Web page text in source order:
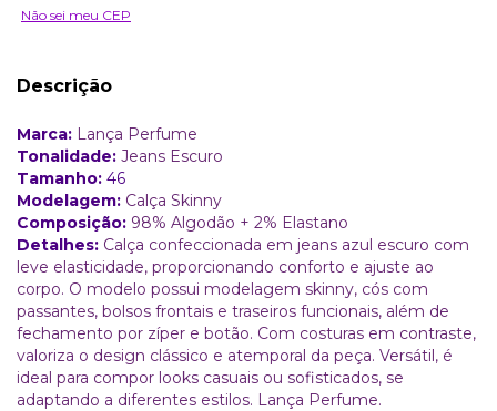
Não sei meu CEP
Descrição
Marca: Lança Perfume
Tonalidade: Jeans Escuro
Tamanho: 46
Modelagem: Calça Skinny
Composição: 98% Algodão + 2% Elastano
Detalhes: Calça confeccionada em jeans azul escuro com
leve elasticidade, proporcionando conforto e ajuste ao
corpo. O modelo possui modelagem skinny, cós com
passantes, bolsos frontais e traseiros funcionais, além de
fechamento por zíper e botão. Com costuras em contraste,
valoriza o design clássico e atemporal da peça. Versátil, é
ideal para compor looks casuais ou sofisticados, se
adaptando a diferentes estilos. Lança Perfume.